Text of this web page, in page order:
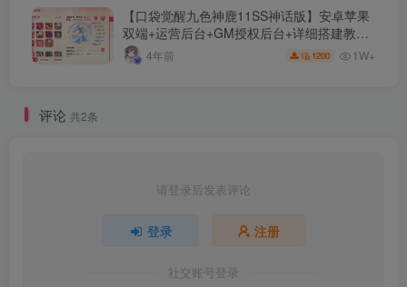
【口袋觉醒九色神鹿11SS神话版】安卓苹果
双端+运营后台+GM授权后台+详细搭建教
程。 4年前 1200 1W+
评论 共2条
请登录后发表评论
登录 注册
社交账号登录